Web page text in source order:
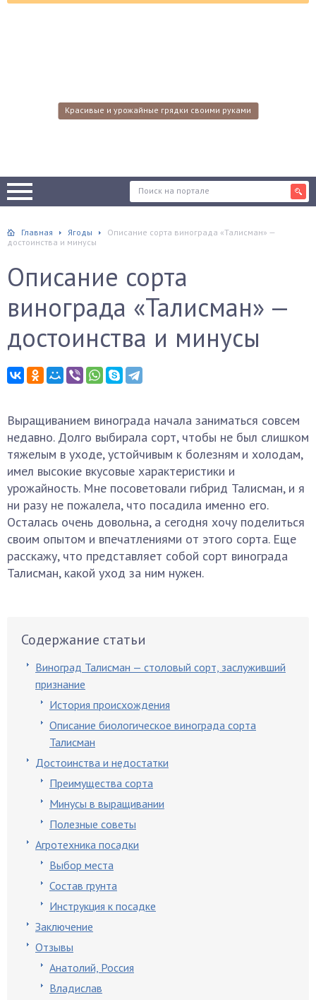
Красивые и урожайные грядки своими руками
Главная Ягоды
Описание сорта винограда «Талисман» —
достоинства и минусы
Описание сорта
винограда «Талисман» —
достоинства и минусы
Выращиванием винограда начала заниматься совсем
недавно. Долго выбирала сорт, чтобы не был слишком
тяжелым в уходе, устойчивым к болезням и холодам,
имел высокие вкусовые характеристики и
урожайность. Мне посоветовали гибрид Талисман, и я
ни разу не пожалела, что посадила именно его.
Осталась очень довольна, а сегодня хочу поделиться
своим опытом и впечатлениями от этого сорта. Еще
расскажу, что представляет собой сорт винограда
Талисман, какой уход за ним нужен.
Содержание статьи
Виноград Талисман — столовый сорт, заслуживший
признание
История происхождения
Описание биологическое винограда сорта
Талисман
Достоинства и недостатки
Преимущества сорта
Минусы в выращивании
Полезные советы
Агротехника посадки
Выбор места
Состав грунта
Инструкция к посадке
Заключение
Отзывы
Анатолий, Россия
Владислав